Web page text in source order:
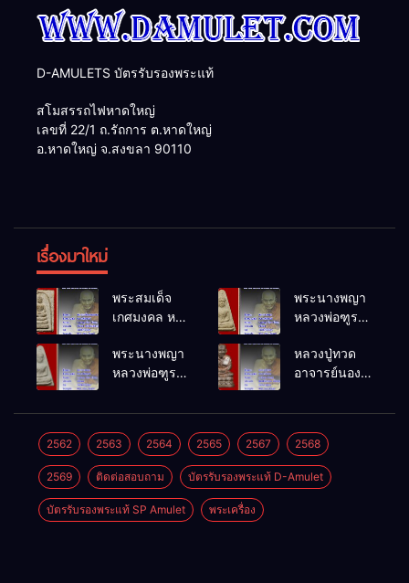
D-AMULETS บัตรรับรองพระแท้
สโมสรรถไฟหาดใหญ่
เลขที่ 22/1 ถ.รัถการ ต.หาดใหญ่
อ.หาดใหญ่ จ.สงขลา 90110
เรื่องมาใหม่
พระสมเด็จ
เกศมงคล หล
โพธิ์นิมิตร
พ.ศ.2512
พระนางพญา
หลวงพ่อฑูรย์
พ.ศ.2512
พระนางพญา
หลวงพ่อฑูรย์
พ.ศ.2512
หลวงปู่ทวด
อาจารย์นอง
พ.ศ.2541
2562 2563 2564 2565 2567 2568
2569 ติดต่อสอบถาม บัตรรับรองพระแท้ D-Amulet
บัตรรับรองพระแท้ SP Amulet พระเครื่อง